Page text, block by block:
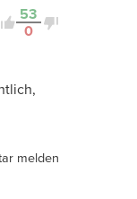
53
0
melden